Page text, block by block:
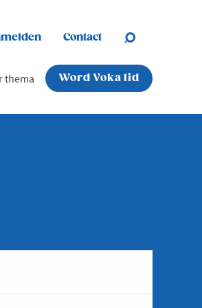
Contact
thema Word Voka lid